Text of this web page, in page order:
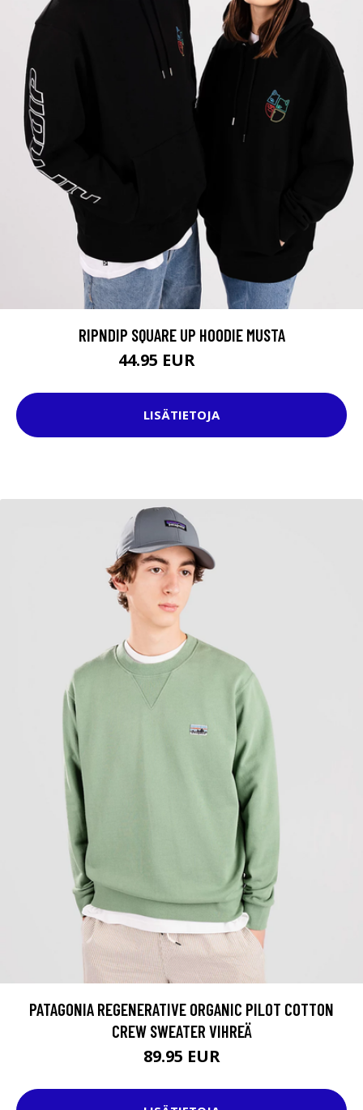
RIPNDIP SQUARE UP HOODIE MUSTA
44.95 EUR
LISÄTIETOJA
PATAGONIA REGENERATIVE ORGANIC PILOT COTTON
CREW SWEATER VIHREÄ
89.95 EUR